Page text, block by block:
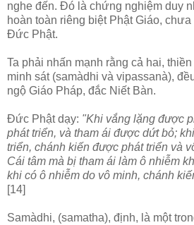
nghe đến. Ðó là chứng nghiệm duy
hoàn toàn riêng biệt Phật Giáo,
Ðức Phật.
Ta phải nhấn mạnh rằng cả hai,
minh sát (samàdhi và vipassanà),
ngộ Giáo Pháp, đắc Niết Bàn.
Ðức Phật dạy: "Khi vắng lặng được
phát triển, và tham ái được dứt bỏ;
triển, chánh kiến được phát triển và
Cái tâm mà bị tham ái làm ô nhiễm
khi có ô nhiễm do vô minh, chánh
[14]
Samàdhi, (samatha), định, là một